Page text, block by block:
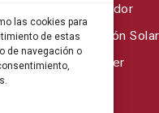
las cookies para
de estas
de navegación o
Gafas de Soldador
Gafas Protección Solar
Gafas para Laser